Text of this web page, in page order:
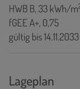
HWBB, 33 kWh/m
fGEEA+, 0,75
gültig bis14.11.2033
Lageplan